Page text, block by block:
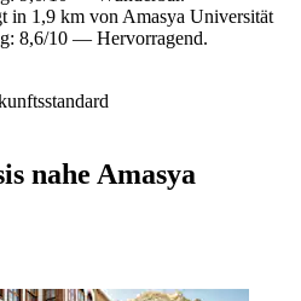
1,9 km von Amasya Universität
8,6/10 — Hervorragend.
nahe Amasya